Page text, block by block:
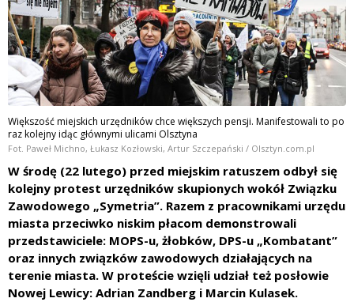
Większość miejskich urzędników chce większych pensji. Manifestowali to po
raz kolejny idąc głównymi ulicami Olsztyna
Fot. Paweł Michno, Łukasz Kozłowski, Artur Szczepański / Olsztyn.com.pl
W środę (22 lutego) przed miejskim ratuszem odbył się
kolejny protest urzędników skupionych wokół Związku
Zawodowego „Symetria”. Razem z pracownikami urzędu
miasta przeciwko niskim płacom demonstrowali
przedstawiciele: MOPS-u, żłobków, DPS-u „Kombatant”
oraz innych związków zawodowych działających na
terenie miasta. W proteście wzięli udział też posłowie
Nowej Lewicy: Adrian Zandberg i Marcin Kulasek.